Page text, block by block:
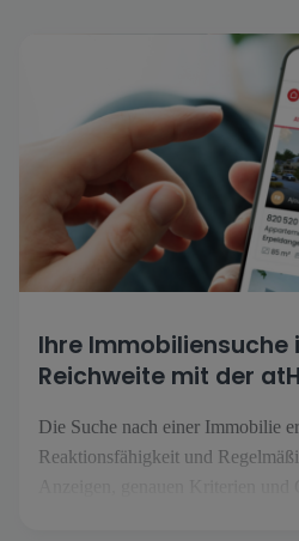
Ihre Immobiliensuche
Reichweite mit der
Die Suche nach einer Immobilie
Reaktionsfähigkeit und